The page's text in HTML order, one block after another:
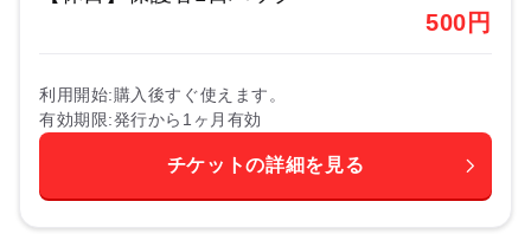
500 円
利用開始 購入後すぐ使えます。
有効期限 発行から1ヶ月有効
チケットの詳細を見る